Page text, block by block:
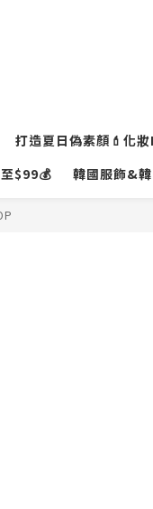
打造夏日偽素顏💄化
$99💰
韓國服飾&